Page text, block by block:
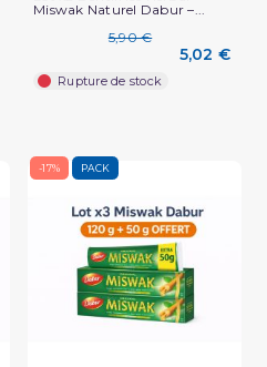
Miswak Naturel Dabur –...
5,90 €
5,02 €
Rupture de stock
-17% PACK